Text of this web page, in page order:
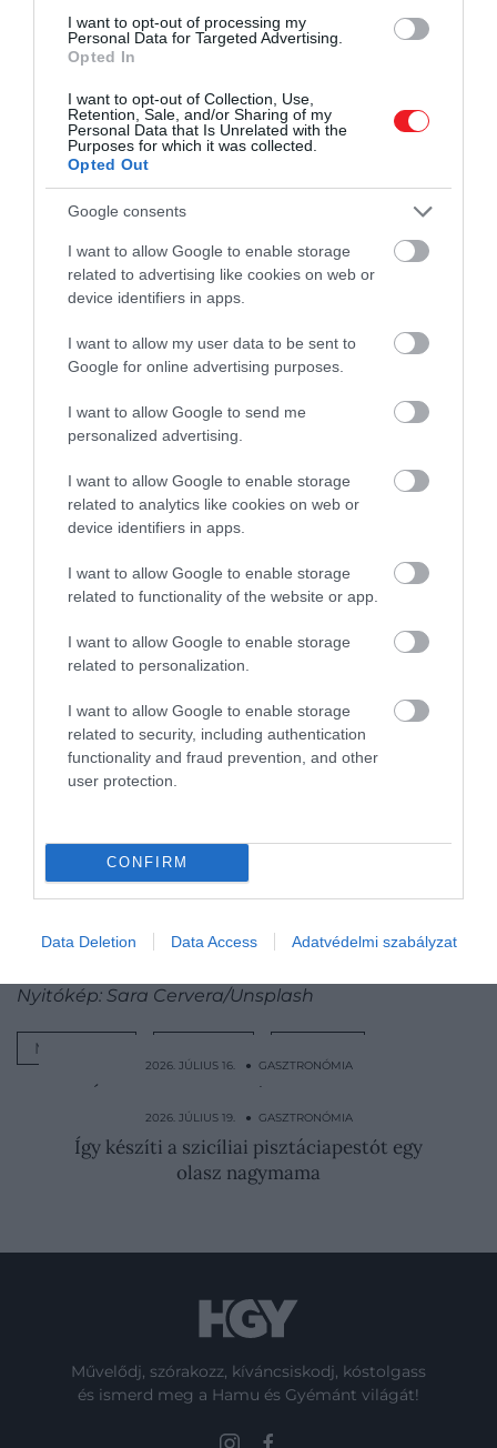
I want to opt-out of processing my
Personal Data for Targeted Advertising.
Opted In
I want to opt-out of Collection, Use,
Retention, Sale, and/or Sharing of my
Personal Data that Is Unrelated with the
Purposes for which it was collected.
Opted Out
Google consents
I want to allow Google to enable storage
related to advertising like cookies on web or
device identifiers in apps.
I want to allow my user data to be sent to
Google for online advertising purposes.
I want to allow Google to send me
personalized advertising.
I want to allow Google to enable storage
related to analytics like cookies on web or
device identifiers in apps.
I want to allow Google to enable storage
related to functionality of the website or app.
I want to allow Google to enable storage
related to personalization.
I want to allow Google to enable storage
related to security, including authentication
functionality and fraud prevention, and other
user protection.
CONFIRM
Data Deletion Data Access Adatvédelmi szabályzat
Helyezzük a botmixer fejét teljesen a pohár aljára, és
kapcsoljuk be maximális fokozaton. Ne mozdítsuk el
Figyelmedbe ajánljuk!
Ezt a trükköt alkalmazva mindig friss
hamburgert kapunk a gyorséttermekben
Amikor már láthatóan összeállt, lassan emeljük és
enyhén megdöntve mozgassuk a mixert, hogy az
összes olaj is szépen elkeveredjen a
majonézben. Tipp:ha olívaolajjal szeretnénk
bele – így elkerüljük a kesernyés mellékízt.
Olvasd el ezt is!
Gyors, mégis laktató ebéd: így készül a
cézár-salátás wrap – recept!
találunk – recept!
Maradékmentés miatt született, mára
lett
Nyitókép: Sara Cervera/Unsplash
MAJONÉZ
2026. JÚLIUS 16. ● GASZTRONÓMIA
Így készül a viktoriánus kor kedvenc
hűsítője, az…
2026. JÚLIUS 19. ● GASZTRONÓMIA
Így készíti a szicíliai pisztáciapestót egy
olasz nagymama
Művelődj, szórakozz, kíváncsiskodj, kóstolgass
és ismerd meg a Hamu és Gyémánt világát!